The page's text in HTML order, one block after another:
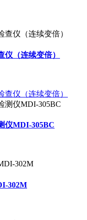
仪（连续变倍）
仪MDI-305BC
302M